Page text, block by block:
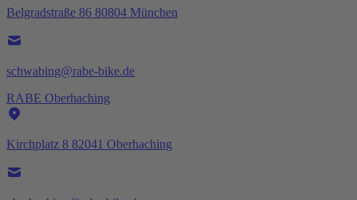
Belgradstraße 86 80804 München
schwabing@rabe-bike.de
RABE Oberhaching
Kirchplatz 8 82041 Oberhaching